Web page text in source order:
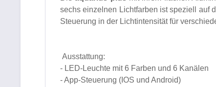
sechs einzelnen Lichtfarben ist speziell auf
Steuerung in der Lichtintensität für
Ausstattung:
- LED-Leuchte mit 6 Farben und 6 Kanälen
- App-Steuerung (IOS und Android)